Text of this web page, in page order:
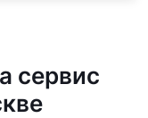
сервис